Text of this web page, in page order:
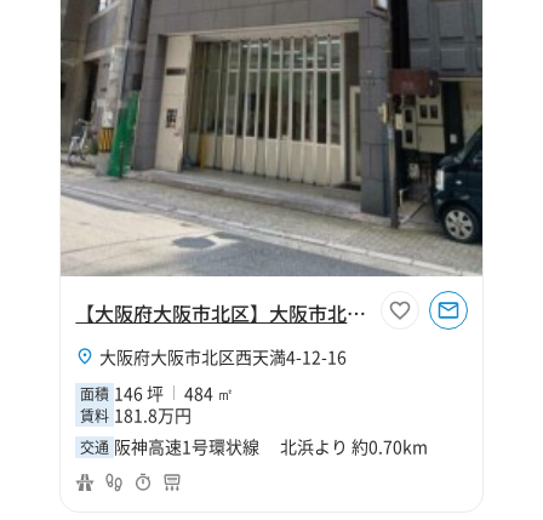
【大阪府大阪市北区】大阪市北区西天満4丁目146坪倉庫
大阪府大阪市北区西天満4-12-16
面積 146 坪 484 ㎡
賃料 181.8万円
交通 阪神高速1号環状線 北浜より 約0.70km